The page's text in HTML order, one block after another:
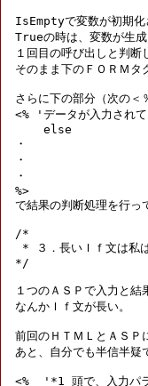
IsEmptyで変数が初期化
Trueの時は、変数が生成
１回目の呼び出しと判断
そのまま下のＦＯＲＭタ
さらに下の部分（次の＜
<% 'データが入力されて
    else
・
・
・
%>
で結果の判断処理を行っ
/*
* ３．長いＩｆ文は私
*/
１つのＡＳＰで入力と結
なんかＩｆ文が長い。
前回のＨＴＭＬとＡＳＰ
あと、自分でも半信半疑
<%  '*1 頭で、入力パラ